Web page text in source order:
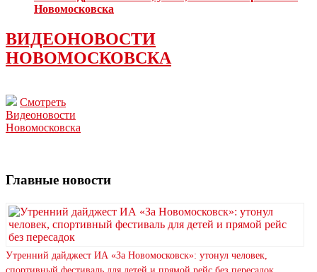
Новомосковска
ВИДЕОНОВОСТИ
НОВОМОСКОВСКА
Смотреть
Видеоновости
Новомосковска
Главные новости
Утренний дайджест ИА «За Новомосковск»: утонул человек,